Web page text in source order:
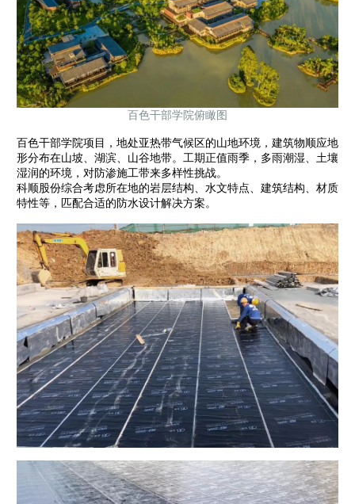
百色干部学院俯瞰图
百色干部学院项目，地处亚热带气候区的山地环境，建筑物顺应地
形分布在山坡、湖滨、山谷地带。工期正值雨季，多雨潮湿、土壤
湿润的环境，对防渗施工带来多样性挑战。
科顺股份综合考虑所在地的岩层结构、水文特点、建筑结构、材质
特性等，匹配合适的防水设计解决方案。